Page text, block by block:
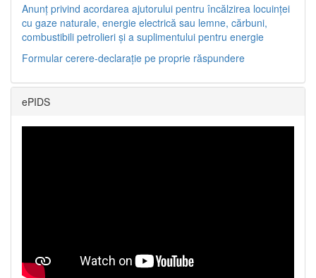
Anunț privind acordarea ajutorului pentru încălzirea locuinței
cu gaze naturale, energie electrică sau lemne, cărbuni,
combustibili petrolieri și a suplimentului pentru energie
Formular cerere-declarație pe proprie răspundere
ePIDS